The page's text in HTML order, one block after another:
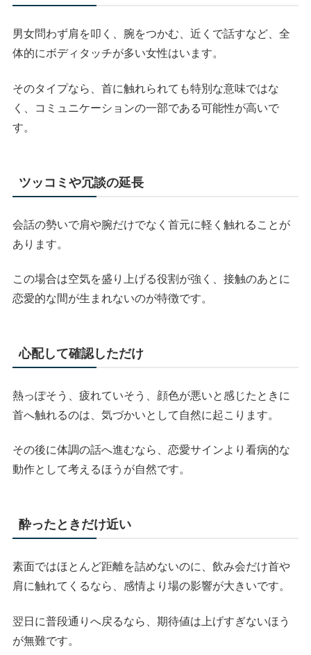
男女問わず肩を叩く、腕をつかむ、近くで話すなど、全
体的にボディタッチが多い女性はいます。
そのタイプなら、首に触れられても特別な意味ではな
く、コミュニケーションの一部である可能性が高いで
す。
ツッコミや冗談の延長
会話の勢いで肩や腕だけでなく首元に軽く触れることが
あります。
この場合は空気を盛り上げる役割が強く、接触のあとに
恋愛的な間が生まれないのが特徴です。
心配して確認しただけ
熱っぽそう、疲れていそう、顔色が悪いと感じたときに
首へ触れるのは、気づかいとして自然に起こります。
その後に体調の話へ進むなら、恋愛サインより看病的な
動作として考えるほうが自然です。
酔ったときだけ近い
素面ではほとんど距離を詰めないのに、飲み会だけ首や
肩に触れてくるなら、感情より場の影響が大きいです。
翌日に普段通りへ戻るなら、期待値は上げすぎないほう
が無難です。